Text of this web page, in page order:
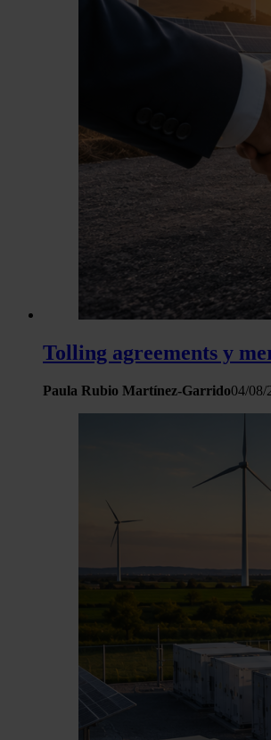
Tolling agreements y
Paula Rubio Martínez-Garrido04/08/